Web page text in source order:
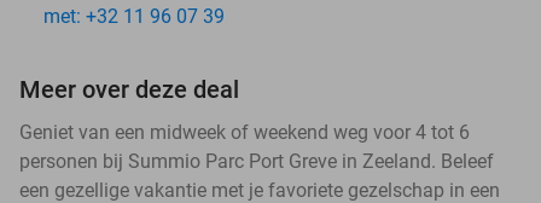
met: +32 11 96 07 39
Meer over deze deal
Geniet van een midweek of weekend weg voor 4 tot 6
personen bij Summio Parc Port Greve in Zeeland. Beleef
een gezellige vakantie met je favoriete gezelschap in een